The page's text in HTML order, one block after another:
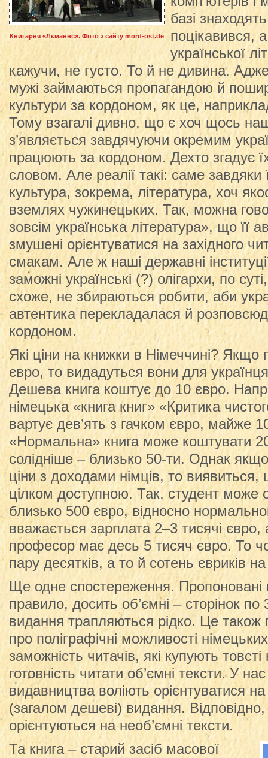
Книгарня «Лєманнс». Фото з сайту mord-ost.de
базі
поцікавився,
української
кажучи, не густо. То й не дивина.
мужі займаються пропагандою й
культури за кордоном, як це,
Тому взагалі дивно, що є хоч щось
з’являється завдячуючи окремим
працюють за кордоном. Дехто згадує
словом. Але реалії такі: саме завдяки
культура, зокрема, література, хоч
вземлях чужинецьких. Так, можна
зовсім українська література», що її
змушені орієнтуватися на західного
смакам. Але ж наші державні
заможні українські (?) олігархи, по
схоже, не збираються робити, аби
автентика перекладалася й
кордоном.
Які ціни на книжки в Німеччині? Якщо
євро, то видадуться вони для
Дешева книга коштує до 10 євро.
німецька «книга книг» «Критика
вартує дев’ять з гачком євро, майже
«Нормальна» книга може коштувати
солідніше – близько 50-ти. Однак
ціни з доходами німців, то виявиться,
цілком доступною. Так, студент може
близько 500 євро, відносно
вважається зарплата 2–3 тисячі євро,
професор має десь 5 тисяч євро. То
пару десятків, а то й сотень євриків
Ще одне спостереження. Пропоновані
правило, досить об’ємні – сторінок
видання трапляються рідко. Це також
про поліграфічні можливості
заможність читачів, які купують
готовність читати об’ємні тексти. У
видавництва воліють орієнтуватися
(загалом дешеві) видання.
орієнтуються на необ’ємні тексти.
Та книга – старий засіб масової